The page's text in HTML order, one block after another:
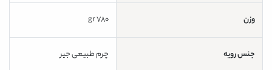
وزن 780 gr
جنس رویه چرم طبیعی جیر